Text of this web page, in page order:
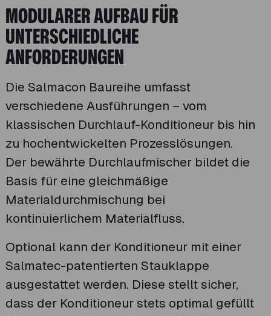
MODULARER AUFBAU FÜR
UNTERSCHIEDLICHE
ANFORDERUNGEN
Die Salmacon Baureihe umfasst
verschiedene Ausführungen – vom
klassischen Durchlauf-Konditioneur bis hin
zu hochentwickelten Prozesslösungen.
Der bewährte Durchlaufmischer bildet die
Basis für eine gleichmäßige
Materialdurchmischung bei
kontinuierlichem Materialfluss.
Optional kann der Konditioneur mit einer
Salmatec-patentierten Stauklappe
ausgestattet werden. Diese stellt sicher,
dass der Konditioneur stets optimal gefüllt